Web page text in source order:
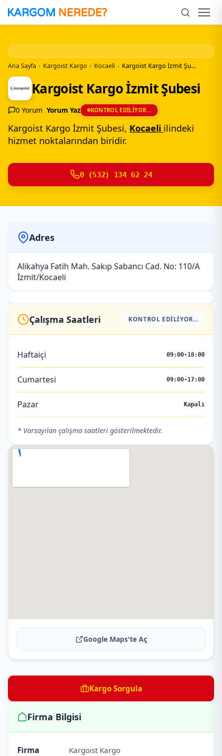
İçeriğe
Geç
Ana Sayfa › Kargoist Kargo › Kocaeli › Kargoist Kargo İzmit Şubesi
Kargoist Kargo İzmit Şubesi
0 Yorum Yorum Yaz KONTROL EDILIYOR...
Kargoist Kargo İzmit Şubesi, Kocaeli ilindeki
hizmet noktalarından biridir.
0 (532) 134 62 24
Adres
Alikahya Fatih Mah. Sakıp Sabancı Cad. No: 110/A
İzmit/Kocaeli
Çalışma Saatleri KONTROL EDILIYOR...
Haftaiçi 09:00-18:00
Cumartesi 09:00-17:00
Pazar Kapalı
* Varsayılan çalışma saatleri gösterilmektedir.
Google Maps'te Aç
Kargo Sorgula
Firma Bilgisi
Firma Kargoist Kargo